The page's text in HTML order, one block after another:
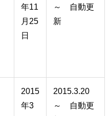
年11
月25
日
～ 自動更
新
2015
年3
2015.3.20
～ 自動更